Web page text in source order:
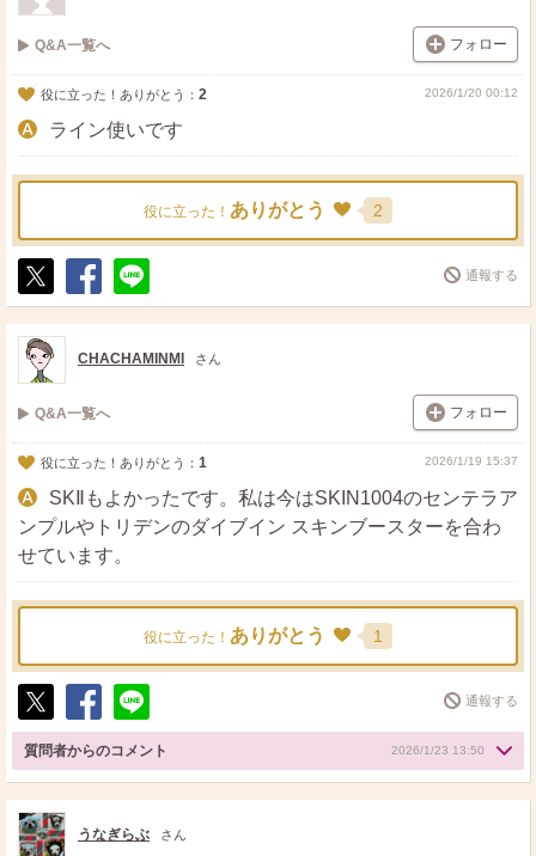
Q&A一覧へ フォロー
役に立った！ありがとう： 2 2026/1/20 00:12
ライン使いです
役に立った！ ありがとう 2
ポ
ス
ト
シ
ェ
送
る
通報する
CHACHAMINMI さん
Q&A一覧へ フォロー
役に立った！ありがとう： 1 2026/1/19 15:37
SKⅡもよかったです。私は今はSKIN1004のセンテラア
ンプルやトリデンのダイブイン スキンブースターを合わ
せています。
役に立った！ ありがとう 1
ポ
ス
ト
シ
ェ
ア
送
る
通報する
質問者からのコメント 2026/1/23 13:50
うなぎらぶ さん